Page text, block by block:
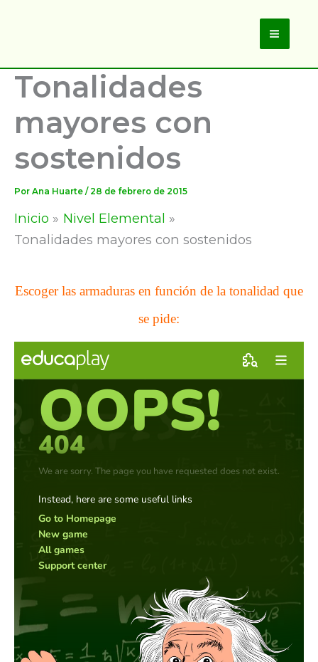
Main
Tonalidades
mayores con
sostenidos
Por Ana Huarte / 28 de febrero de 2015
Inicio
Nivel Elemental
Tonalidades mayores con sostenidos
Escoger las armaduras en función de la tonalidad que
se pide: